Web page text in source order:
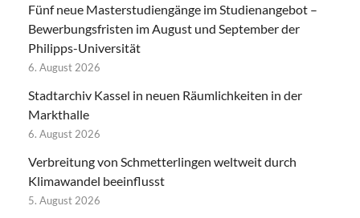
Fünf neue Masterstudiengänge im Studienangebot –
Bewerbungsfristen im August und September der
Philipps-Universität
6. August 2026
Stadtarchiv Kassel in neuen Räumlichkeiten in der
Markthalle
6. August 2026
Verbreitung von Schmetterlingen weltweit durch
Klimawandel beeinflusst
5. August 2026